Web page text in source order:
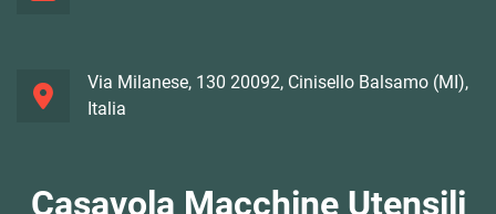
Via Milanese, 130 20092, Cinisello Balsamo (MI),
Italia
Casavola Macchine Utensili